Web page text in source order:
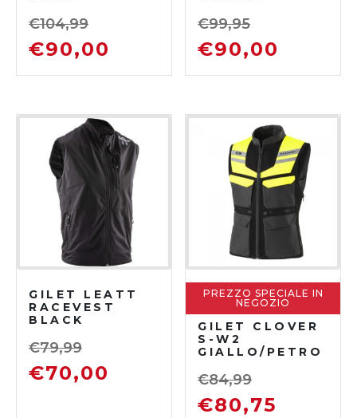
€104,99
€90,00
€99,95
€90,00
GILET LEATT
RACEVEST
BLACK
€79,99
€70,00
PREZZO SPECIALE IN
NEGOZIO
GILET CLOVER
S-W2
GIALLO/PETRO
€84,99
€80,75